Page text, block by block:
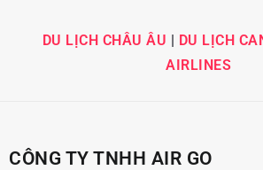
DU LỊCH CHÂU ÂU | DU LỊCH
AIRLINES
CÔNG TY TNHH AIR GO